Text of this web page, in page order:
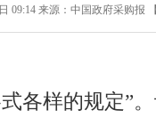
09:14来源： 中国政府采购报
各样的规定”